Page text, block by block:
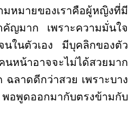
มายของเราคือผู้หญิงที่มี
ญมาก เพราะความมั่นใจ
นในตัวเอง มีบุคลิกของตัว
นหน้าอาจจะไม่ได้สวยมาก
ฉลาดดีกว่าสวย เพราะบาง
พูดออกมากับตรงข้ามกับ